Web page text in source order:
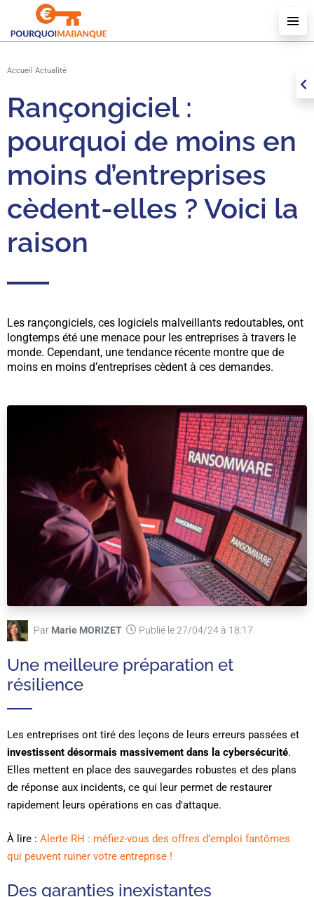
Accueil Actualité
Rançongiciel :
pourquoi de moins en
moins d’entreprises
cèdent-elles ? Voici la
raison
Les rançongiciels, ces logiciels malveillants redoutables, ont
longtemps été une menace pour les entreprises à travers le
monde. Cependant, une tendance récente montre que de
moins en moins d’entreprises cèdent à ces demandes.
Par Marie MORIZET Publié le 27/04/24 à 18:17
Une meilleure préparation et
résilience
Les entreprises ont tiré des leçons de leurs erreurs passées et
investissent désormais massivement dans la cybersécurité.
Elles mettent en place des sauvegardes robustes et des plans
de réponse aux incidents, ce qui leur permet de restaurer
rapidement leurs opérations en cas d'attaque.
À lire : Alerte RH : méfiez-vous des offres d’emploi fantômes
qui peuvent ruiner votre entreprise !
Des garanties inexistantes